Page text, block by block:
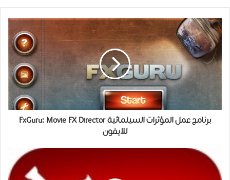
برنامج عمل المؤثرات السينمائية FxGuru: Movie FX Director
للايفون